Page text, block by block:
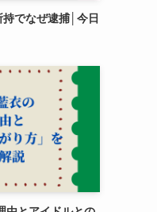
でなぜ逮捕│今日